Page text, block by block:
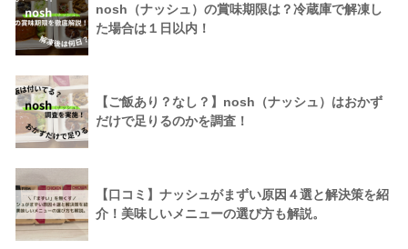
nosh（ナッシュ）の賞味期限は？冷蔵庫で解凍し
た場合は１日以内！
【ご飯あり？なし？】nosh（ナッシュ）はおかず
だけで足りるのかを調査！
【口コミ】ナッシュがまずい原因４選と解決策を紹
介！美味しいメニューの選び方も解説。